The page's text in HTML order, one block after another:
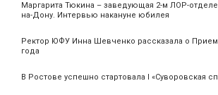
Маргарита Тюкина – заведующая 2-м ЛОР-
на-Дону. Интервью накануне юбилея
Ректор ЮФУ Инна Шевченко рассказала о
года
В Ростове успешно стартовала I «Суворовская